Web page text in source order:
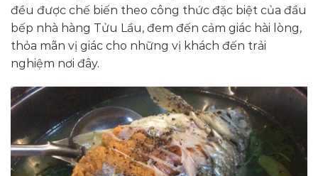
đều được chế biến theo công thức đặc biệt của đầu
bếp nhà hàng Tửu Lầu, đem đến cảm giác hài lòng,
thỏa mãn vị giác cho những vị khách đến trải
nghiệm nơi đây.